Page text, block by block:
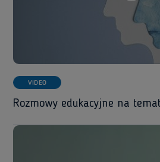
VIDEO
Rozmowy edukacyjne na